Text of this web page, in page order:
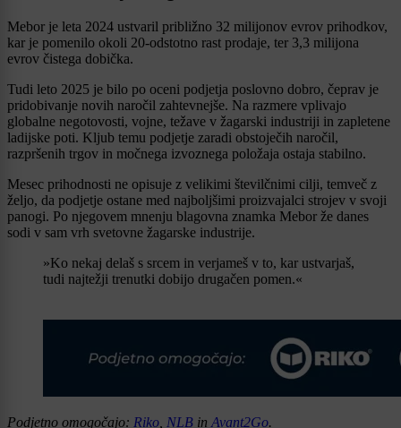
Mebor je leta 2024 ustvaril približno 32 milijonov evrov prihodkov,
kar je pomenilo okoli 20-odstotno rast prodaje, ter 3,3 milijona
evrov čistega dobička.
Tudi leto 2025 je bilo po oceni podjetja poslovno dobro, čeprav je
pridobivanje novih naročil zahtevnejše. Na razmere vplivajo
globalne negotovosti, vojne, težave v žagarski industriji in zapletene
ladijske poti. Kljub temu podjetje zaradi obstoječih naročil,
razpršenih trgov in močnega izvoznega položaja ostaja stabilno.
Mesec prihodnosti ne opisuje z velikimi številčnimi cilji, temveč z
željo, da podjetje ostane med najboljšimi proizvajalci strojev v svoji
panogi. Po njegovem mnenju blagovna znamka Mebor že danes
sodi v sam vrh svetovne žagarske industrije.
»Ko nekaj delaš s srcem in verjameš v to, kar ustvarjaš,
tudi najtežji trenutki dobijo drugačen pomen.«
Podjetno omogočajo: Riko NLB in Avant2Go.